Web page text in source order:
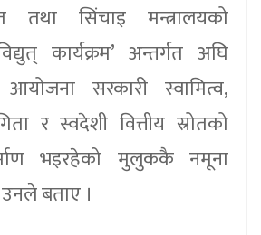
तथा सिंचाइ मन्त्रालयको
कार्यक्रम’ अन्तर्गत अघि
सरकारी स्वामित्व,
र स्वदेशी वित्तीय स्रोतको
भइरहेको मुलुककै नमूना
बताए ।